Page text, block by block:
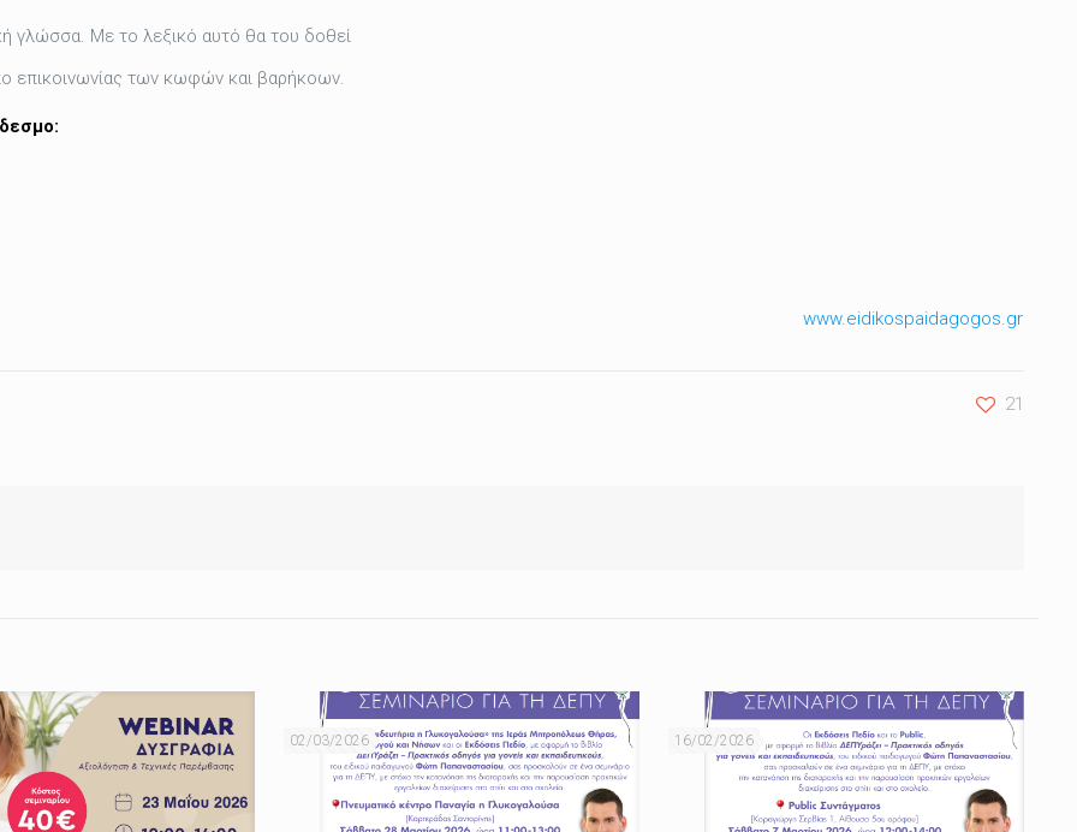
γλώσσα. Με το λεξικό αυτό θα του δοθεί
επικοινωνίας των κωφών και βαρήκοων.
www.eidikospaidagogos.gr
21
02/03/2026 16/02/2026